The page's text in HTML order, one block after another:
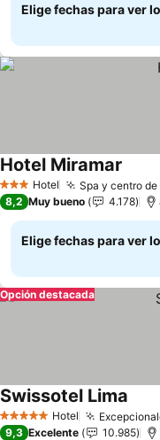
Elige fechas para ver
3 Estrellas
Hotel Spa y centro
Hotel Miramar
8,2 Muy bueno 4.178
Elige fechas para ver
Opción destacada
5 Estrellas Hotel
Swissotel Lima
9,3 Excelente 10.985